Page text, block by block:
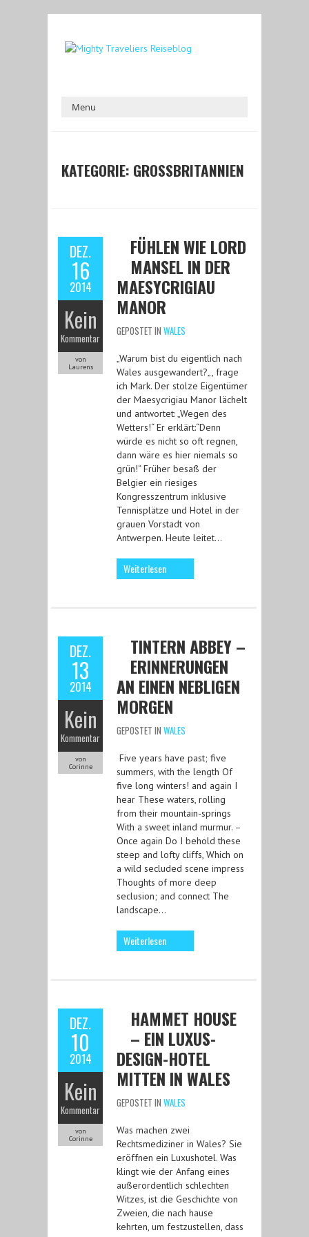
KATEGORIE: GROSSBRITANNIEN
DEZ.
16
2014
Kein
Kommentar
von
Laurens
FÜHLEN WIE LORD
MANSEL IN DER
MAESYCRIGIAU
MANOR
GEPOSTET IN WALES
„Warum bist du eigentlich nach
Wales ausgewandert?„, frage
ich Mark. Der stolze Eigentümer
der Maesycrigiau Manor lächelt
und antwortet: „Wegen des
Wetters!“ Er erklärt:“Denn
würde es nicht so oft regnen,
dann wäre es hier niemals so
grün!“ Früher besaß der
Belgier ein riesiges
Kongresszentrum inklusive
Tennisplätze und Hotel in der
grauen Vorstadt von
Antwerpen. Heute leitet…
Weiterlesen
DEZ.
13
2014
Kein
Kommentar
von
Corinne
TINTERN ABBEY –
ERINNERUNGEN
AN EINEN NEBLIGEN
MORGEN
GEPOSTET IN WALES
Five years have past; five
summers, with the length Of
five long winters! and again I
hear These waters, rolling
from their mountain-springs
With a sweet inland murmur. –
Once again Do I behold these
steep and lofty cliffs, Which on
a wild secluded scene impress
Thoughts of more deep
seclusion; and connect The
landscape…
Weiterlesen
DEZ.
10
2014
Kein
Kommentar
von
Corinne
HAMMET HOUSE
– EIN LUXUS-
DESIGN-HOTEL
MITTEN IN WALES
GEPOSTET IN WALES
Was machen zwei
Rechtsmediziner in Wales? Sie
eröffnen ein Luxushotel. Was
klingt wie der Anfang eines
außerordentlich schlechten
Witzes, ist die Geschichte von
Zweien, die nach hause
kehrten, um festzustellen, dass